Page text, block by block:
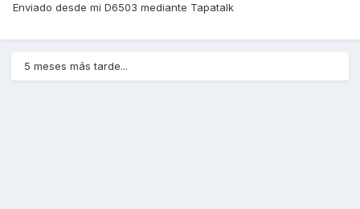
Enviado desde mi D6503 mediante Tapatalk
5 meses más tarde...